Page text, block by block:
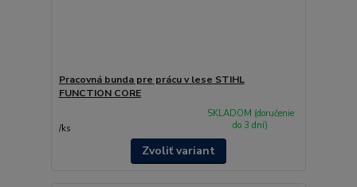
Pracovná bunda pre prácu v lese STIHL
FUNCTION CORE
/ks
SKLADOM (doručenie
do 3 dní)
Zvoliť variant